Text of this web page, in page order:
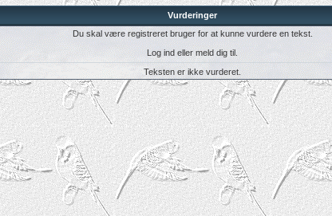
Vurderinger
Du skal være registreret bruger for at kunne vurdere en tekst.
Log ind eller meld dig til.
Teksten er ikke vurderet.